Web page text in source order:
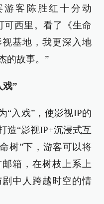
客陈胜红十分动
可西里。看了《生命
基地，我更深入地
的故事。”
戏”
“入戏”，使影视IP的
造“影视IP+沉浸式互
树”下，游客可以将
箱，在树枝上系上
中人跨越时空的情